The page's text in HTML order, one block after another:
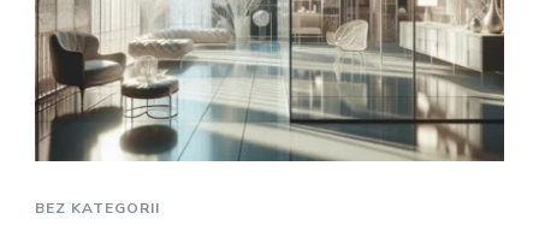
BEZ KATEGORII